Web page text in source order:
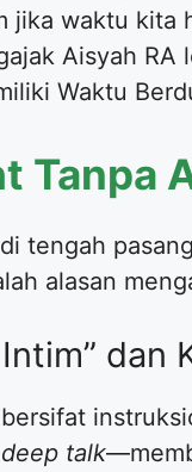
jika waktu
Aisyah
Waktu
Tanpa
tengah
alasan
dan
deep talk